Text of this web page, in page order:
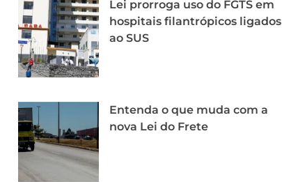
Lei prorroga uso do FGTS em
hospitais filantrópicos ligados
ao SUS
Entenda o que muda com a
nova Lei do Frete